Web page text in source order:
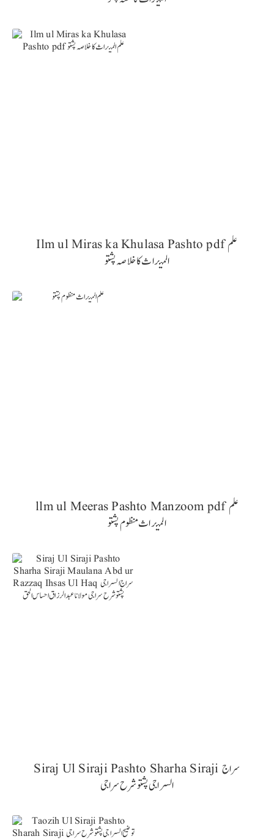
Ilm ul Miras ka Khulasa Pashto pdf علم
المیراث کا خلاصہ پشتو
llm ul Meeras Pashto Manzoom pdf علم
المیراث منظوم پشتو
Siraj Ul Siraji Pashto Sharha Siraji سراج
السراجی پشتو شرح سراجی